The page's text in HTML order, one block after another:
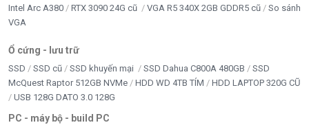
Intel Arc A380
RTX 3090 24G cũ VGA R5 340X 2GB GDDR5 cũ
So sánh
VGA
Ổ cứng - lưu trữ
SSD SSD cũ SSD khuyến mại SSD Dahua C800A 480GB
SSD
McQuest Raptor 512GB NVMe
HDD WD 4TB TÍM
HDD LAPTOP 320G CŨ
USB 128G DATO 3.0 128G
PC - máy bộ - build PC